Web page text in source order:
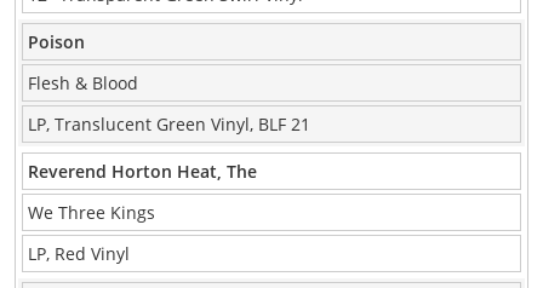
Poison
Flesh & Blood
LP, Translucent Green Vinyl, BLF 21
Reverend Horton Heat, The
We Three Kings
LP, Red Vinyl